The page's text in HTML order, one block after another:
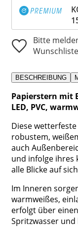
Bitte
BESCHREIBUNG
Papierstern mit
LED, PVC,
Diese
robustem,
auch
und infolge ihres
alle Blicke auf
Im Inneren
warmweißes,
erfolgt über
Spritzwasser und